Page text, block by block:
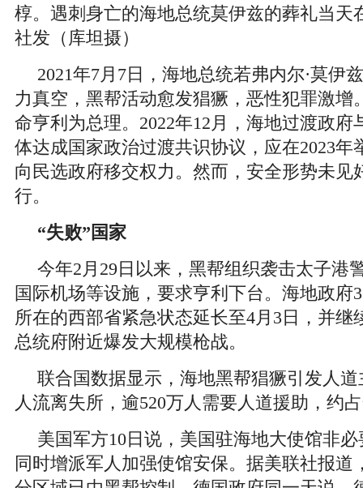
椁。遇刺身亡的海地总统莫伊兹的葬礼当天
社发（库坦摄）
2021年7月7日，海地总统若弗内尔·莫伊
力真空，黑帮活动愈发猖獗，恶性犯罪激增
命亨利为总理。2022年12月，海地过渡政府
体达成国家政治过渡共识协议，应在2023年
向民选政府移交权力。然而，安全形势未见
行。
“失败”国家
今年2月29日以来，黑帮组织袭击太子港
国际机场等设施，要求亨利下台。海地政府
所在的西部省紧急状态延长至4月3日，并继
总统府附近爆发大规模枪战。
联合国数据显示，海地黑帮猖獗引发人
人流离失所，逾520万人需要人道援助，约
美国军方10日说，美国驻海地大使馆非
同时增派军人加强使馆安保。据美联社报道